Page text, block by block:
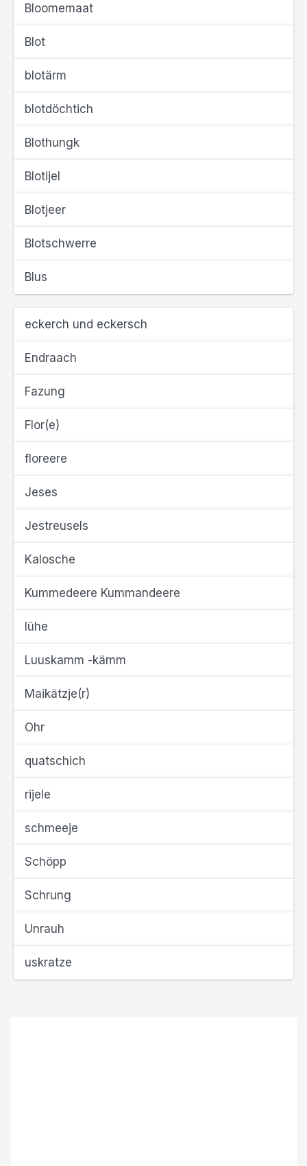
Bloomemaat
Blot
blotärm
blotdöchtich
Blothungk
Blotijel
Blotjeer
Blotschwerre
Blus
eckerch und eckersch
Endraach
Fazung
Flor(e)
floreere
Jeses
Jestreusels
Kalosche
Kummedeere Kummandeere
lühe
Luuskamm -kämm
Maikätzje(r)
Ohr
quatschich
rijele
schmeeje
Schöpp
Schrung
Unrauh
uskratze